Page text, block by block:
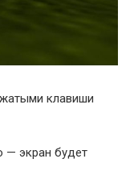
клавиши
— экран будет